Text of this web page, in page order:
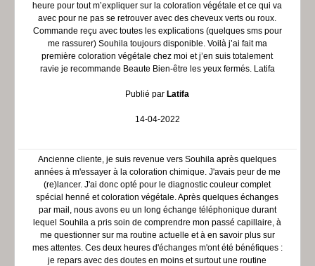
heure pour tout m’expliquer sur la coloration végétale et ce qui va
avec pour ne pas se retrouver avec des cheveux verts ou roux.
Commande reçu avec toutes les explications (quelques sms pour
me rassurer) Souhila toujours disponible. Voilà j’ai fait ma
première coloration végétale chez moi et j’en suis totalement
ravie je recommande Beaute Bien-être les yeux fermés. Latifa
Publié par Latifa
14-04-2022
Ancienne cliente, je suis revenue vers Souhila après quelques
années à m'essayer à la coloration chimique. J'avais peur de me
(re)lancer. J'ai donc opté pour le diagnostic couleur complet
spécial henné et coloration végétale. Après quelques échanges
par mail, nous avons eu un long échange téléphonique durant
lequel Souhila a pris soin de comprendre mon passé capillaire, à
me questionner sur ma routine actuelle et à en savoir plus sur
mes attentes. Ces deux heures d'échanges m'ont été bénéfiques :
je repars avec des doutes en moins et surtout une routine